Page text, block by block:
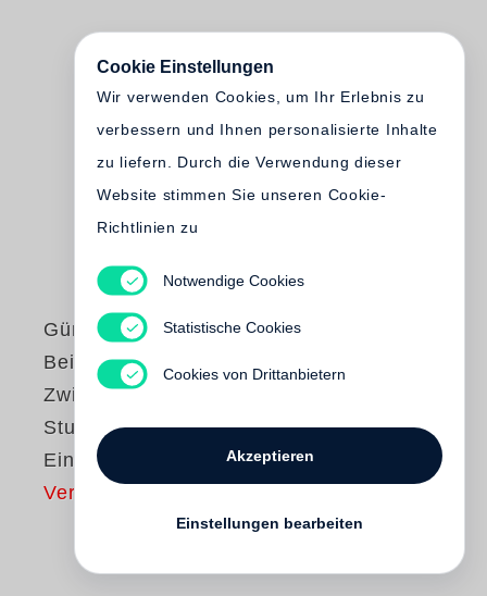
Günter Grass
Beim Häuten der
Zwiebel /
Studienausgabe in
Einzelbänden
Vergriffen
Cookie Einstellungen
Wir verwenden Cookies, um Ihr Erlebnis zu
verbessern und Ihnen personalisierte Inhalte
zu liefern. Durch die Verwendung dieser
Website stimmen Sie unseren Cookie-
Richtlinien zu
Notwendige Cookies
Statistische Cookies
Cookies von Drittanbietern
Akzeptieren
Einstellungen bearbeiten